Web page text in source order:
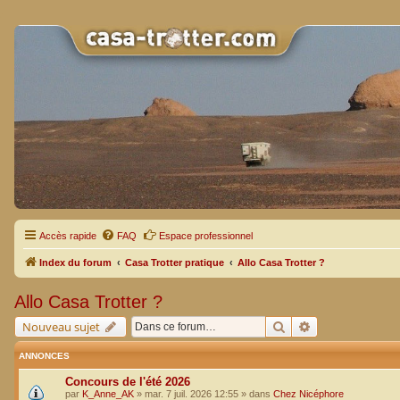
Accès rapide FAQ Espace professionnel
Index du forum Casa Trotter pratique Allo Casa Trotter ?
Allo Casa Trotter ?
Nouveau sujet Rechercher
ANNONCES
Concours de l'été 2026
par K_Anne_AK » mar. 7 juil. 2026 12:55 » dans Chez Nicéphore